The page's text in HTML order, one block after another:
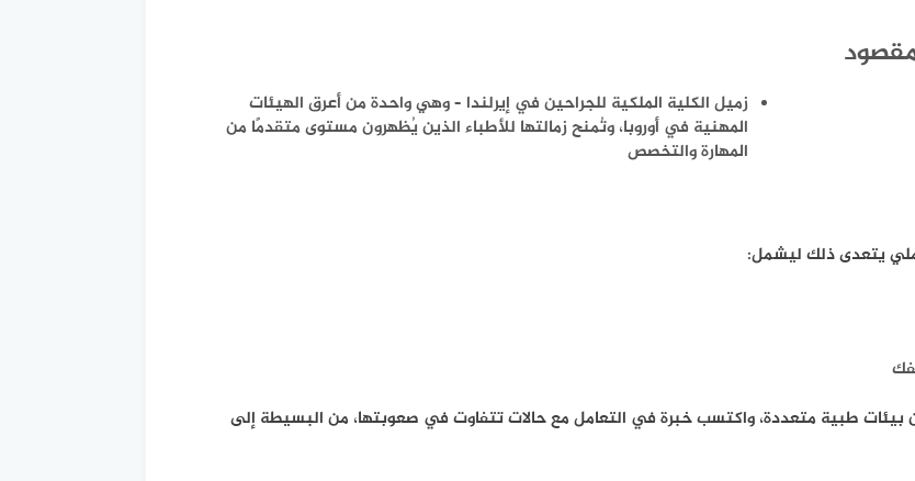
زميل الكلية الملكية للجراحين في إيرلندا – وهي واحدة من أعرق الهيئات
المهنية في أوروبا، وتُمنح زمالتها للأطباء الذين يُظهرون مستوى متقدمًا من
المهارة والتخصص
يتعدى ذلك ليشمل:
بين بيئات طبية متعددة، واكتسب خبرة في التعامل مع حالات تتفاوت في صعوبتها، من البسيطة إلى